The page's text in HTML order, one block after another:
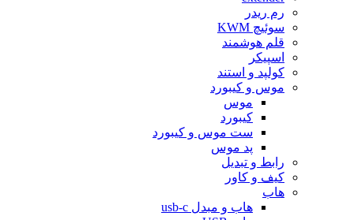
رم ریدر
سوئیچ KWM
قلم هوشمند
اسپیکر
کولپد و استند
موس و کیبورد
موس
کیبورد
ست موس و کیبورد
پد موس
رابط و تبدیل
کیف و کاور
هاب
هاب و مبدل usb-c